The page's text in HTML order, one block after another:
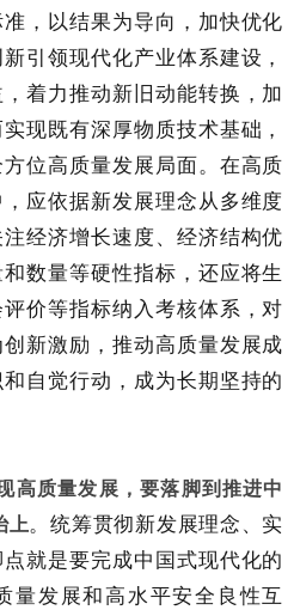
，以结果为导向，加快优化
引领现代化产业体系建设，
着力推动新旧动能转换，加
现既有深厚物质技术基础，
位高质量发展局面。在高质
应依据新发展理念从多维度
经济增长速度、经济结构优
数量等硬性指标，还应将生
价等指标纳入考核体系，对
新激励，推动高质量发展成
自觉行动，成为长期坚持的
高质量发展，要落脚到推进中
上。统筹贯彻新发展理念、实
就是要完成中国式现代化的
量发展和高水平安全良性互